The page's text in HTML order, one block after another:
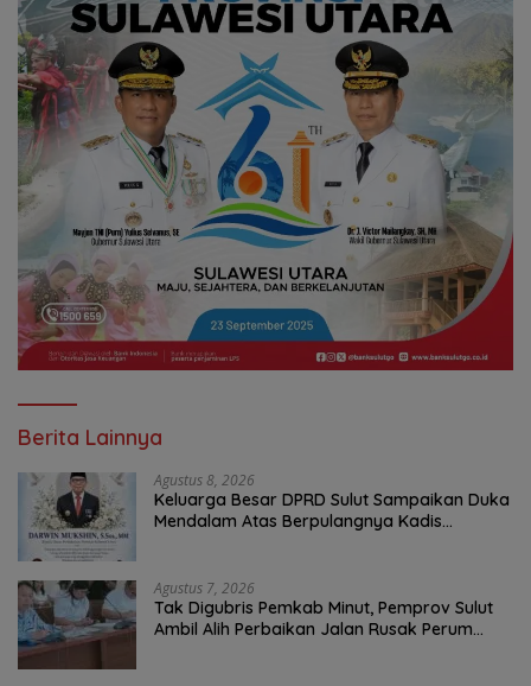
Berita Lainnya
Agustus 8, 2026
Keluarga Besar DPRD Sulut Sampaikan Duka
Mendalam Atas Berpulangnya Kadis
Agustus 7, 2026
Tak Digubris Pemkab Minut, Pemprov Sulut
Ambil Alih Perbaikan Jalan Rusak Perum